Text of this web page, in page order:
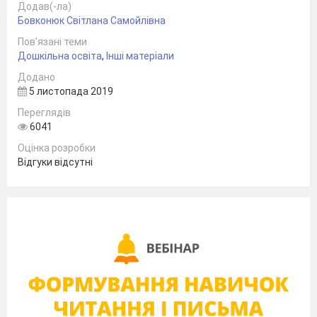
Дошкільний вік є найбільш важливим
періодом формування моральних
казок
дитина потрапляє в
самому ранньому віці. Слухаючи їх, малюк,
немов по сходах, йде по
життю
залишається з нею назавжди. З дитячої
Додав(-ла)
Бовконюк Світлана Самойлівна
Пов’язані теми
Дошкільна освіта, Інші матеріали
Додано
5 листопада 2019
Переглядів
6041
Оцінка розробки
Відгуки відсутні